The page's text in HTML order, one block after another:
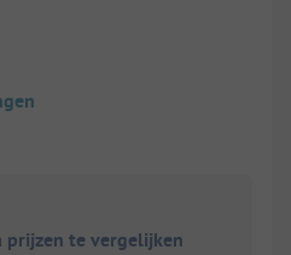
prijzen te vergelijken